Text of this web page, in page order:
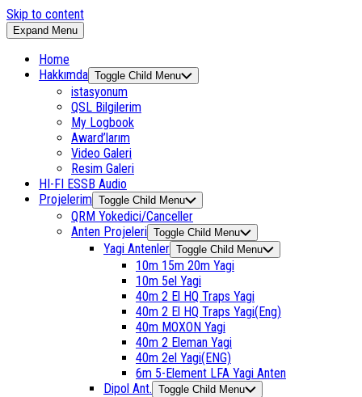
Skip to content
Expand Menu
Home
Hakkımda Toggle Child Menu
istasyonum
QSL Bilgilerim
My Logbook
Award’larım
Video Galeri
Resim Galeri
HI-FI ESSB Audio
Projelerim Toggle Child Menu
QRM Yokedici/Canceller
Anten Projeleri Toggle Child Menu
Yagi Antenler Toggle Child Menu
10m 15m 20m Yagi
10m 5el Yagi
40m 2 El HQ Traps Yagi
40m 2 El HQ Traps Yagi(Eng)
40m MOXON Yagi
40m 2 Eleman Yagi
40m 2el Yagi(ENG)
6m 5-Element LFA Yagi Anten
Dipol Ant. Toggle Child Menu